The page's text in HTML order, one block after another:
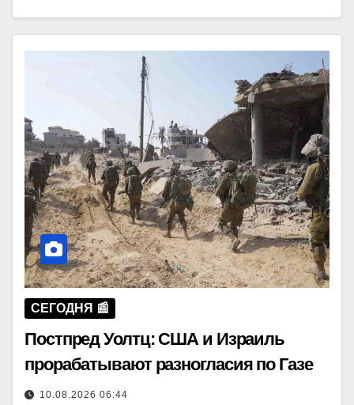
СЕГОДНЯ 📰
Постпред Уолтц: США и Израиль
прорабатывают разногласия по Газе
10.08.2026 06:44